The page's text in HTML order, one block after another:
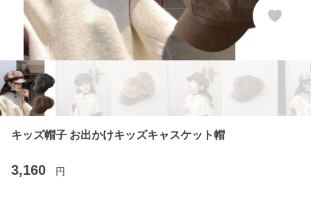
キッズ帽子 お出かけキッズキャスケット帽
3,160 円